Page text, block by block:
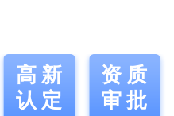
高新
认定
资质
审批